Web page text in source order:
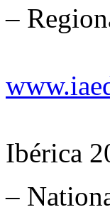
–
Ibérica
–